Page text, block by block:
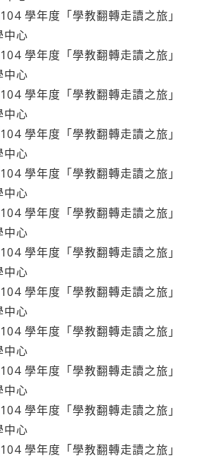
104 學年度「學教翻轉走讀之旅」
中心
104 學年度「學教翻轉走讀之旅」
中心
104 學年度「學教翻轉走讀之旅」
中心
104 學年度「學教翻轉走讀之旅」
中心
104 學年度「學教翻轉走讀之旅」
中心
104 學年度「學教翻轉走讀之旅」
中心
104 學年度「學教翻轉走讀之旅」
中心
104 學年度「學教翻轉走讀之旅」
中心
104 學年度「學教翻轉走讀之旅」
中心
104 學年度「學教翻轉走讀之旅」
中心
104 學年度「學教翻轉走讀之旅」
中心
104 學年度「學教翻轉走讀之旅」